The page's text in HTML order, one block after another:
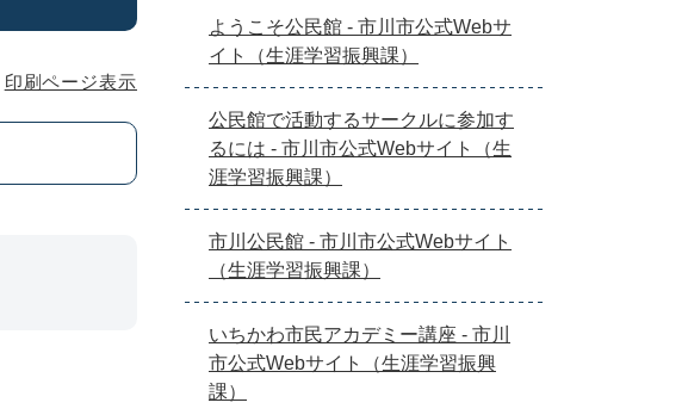
印刷ページ表示
ようこそ公民館 - 市川市公式Webサ
イト（生涯学習振興課）
公民館で活動するサークルに参加す
るには - 市川市公式Webサイト（生
涯学習振興課）
市川公民館 - 市川市公式Webサイト
（生涯学習振興課）
いちかわ市民アカデミー講座 - 市川
市公式Webサイト（生涯学習振興
課）